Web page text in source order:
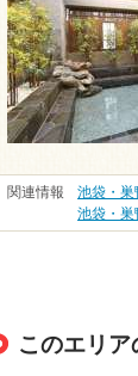
関連情報 池袋・巣
池袋・巣
このエリ